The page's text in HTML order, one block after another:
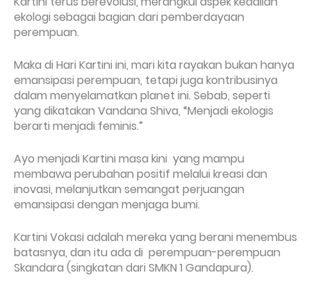
ekologi sebagai bagian dari pemberdayaan
perempuan.
Maka di Hari Kartini ini, mari kita rayakan bukan hanya
emansipasi perempuan, tetapi juga kontribusinya
dalam menyelamatkan planet ini. Sebab, seperti
yang dikatakan Vandana Shiva, “Menjadi ekologis
berarti menjadi feminis.”
Ayo menjadi Kartini masa kini yang mampu
membawa perubahan positif melalui kreasi dan
inovasi, melanjutkan semangat perjuangan
emansipasi dengan menjaga bumi.
Kartini Vokasi adalah mereka yang berani menembus
batasnya, dan itu ada di perempuan-perempuan
Skandara (singkatan dari SMKN 1 Gandapura).